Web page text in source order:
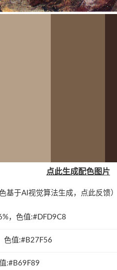
点此生成配色图片
基于AI视觉算法生成， 点此反馈）
，色值:#DFD9C8
值:#B27F56
:#B69F89